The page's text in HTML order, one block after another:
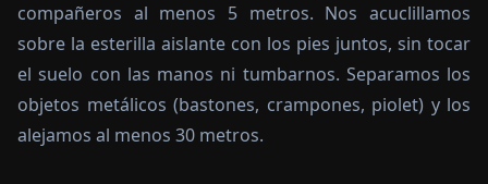
compañeros al menos 5 metros. Nos acuclillamos
sobre la esterilla aislante con los pies juntos, sin tocar
el suelo con las manos ni tumbarnos. Separamos los
objetos metálicos (bastones, crampones, piolet) y los
alejamos al menos 30 metros.